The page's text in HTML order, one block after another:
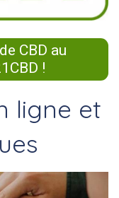
CBD au
!
ligne et